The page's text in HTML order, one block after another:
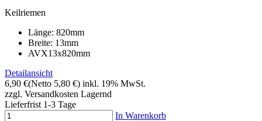
Keilriemen
Länge: 820mm
Breite: 13mm
AVX13x820mm
Detailansicht
6,90 €(Netto 5,80 €) inkl. 19% MwSt.
zzgl. Versandkosten Lagernd
Lieferfrist 1-3 Tage
In Warenkorb